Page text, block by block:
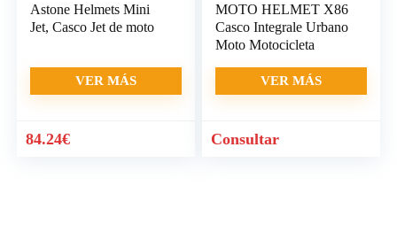
Astone Helmets Mini
Jet, Casco Jet de moto
VER MÁS
84.24€
MOTO HELMET X86
Casco Integrale Urbano
Moto Motocicleta
VER MÁS
Consultar